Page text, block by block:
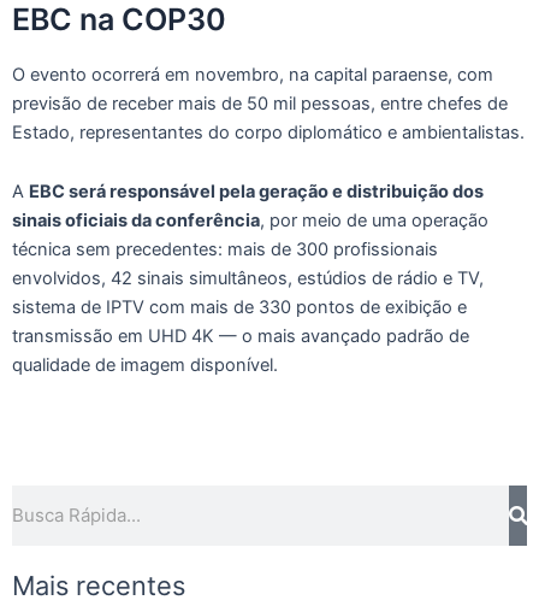
EBC na COP30
O evento ocorrerá em novembro, na capital paraense, com
previsão de receber mais de 50 mil pessoas, entre chefes de
Estado, representantes do corpo diplomático e ambientalistas.
A EBC será responsável pela geração e distribuição dos
sinais oficiais da conferência, por meio de uma operação
técnica sem precedentes: mais de 300 profissionais
envolvidos, 42 sinais simultâneos, estúdios de rádio e TV,
sistema de IPTV com mais de 330 pontos de exibição e
transmissão em UHD 4K — o mais avançado padrão de
qualidade de imagem disponível.
Mais recentes